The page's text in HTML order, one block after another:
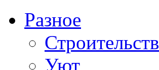
Разное
Уют